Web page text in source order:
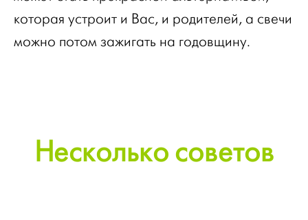
которая устроит и Вас, и родителей, а свечи
можно потом зажигать на годовщину.
Несколько советов